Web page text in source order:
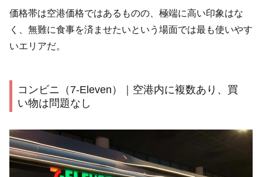
価格帯は空港価格ではあるものの、極端に高い印象はな
く、無難に食事を済ませたいという場面では最も使いやす
いエリアだ。
コンビニ（7-Eleven）｜空港内に複数あり、買
い物は問題なし